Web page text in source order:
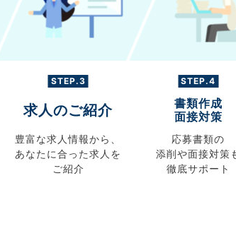
STEP.3
求人のご紹介
豊富な求人情報から、
あなたに合った求人を
ご紹介
STEP.4
書類作成
面接対策
応募書類の
添削や面接対策
徹底サポート